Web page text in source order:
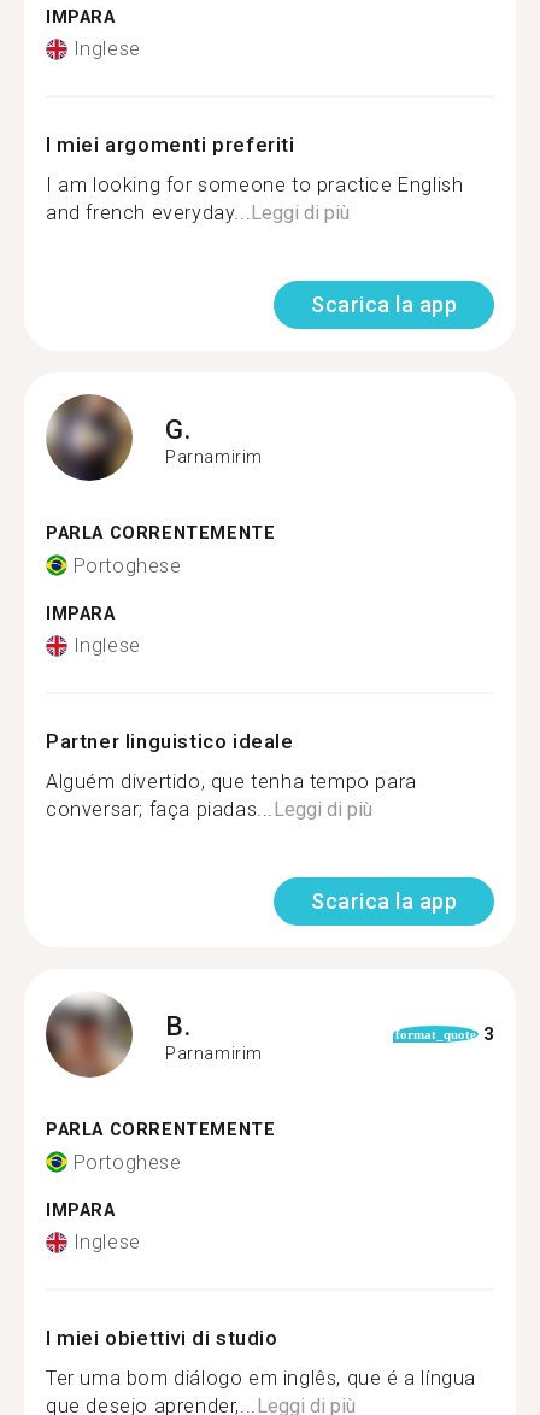
IMPARA
Inglese
I miei argomenti preferiti
I am looking for someone to practice English
and french everyday...Leggi di più
Scarica la app
G.
Parnamirim
PARLA CORRENTEMENTE
Portoghese
IMPARA
Inglese
Partner linguistico ideale
Alguém divertido, que tenha tempo para
conversar; faça piadas...Leggi di più
Scarica la app
B.
Parnamirim
format_quote 3
PARLA CORRENTEMENTE
Portoghese
IMPARA
Inglese
I miei obiettivi di studio
Ter uma bom diálogo em inglês, que é a língua
que desejo aprender,...Leggi di più